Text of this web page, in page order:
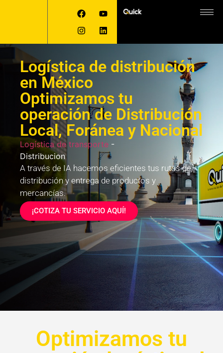
Logística de distribución
en México
Optimizamos tu
operación de Distribución
Local, Foránea y Nacional
Logística de transporte -
Distribucion
A través de IA hacemos eficientes tus rutas de
distribución y entrega de productos y
mercancías.
¡COTIZA TU SERVICIO AQUÍ!
Optimizamos tu